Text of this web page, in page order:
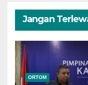
Jangan
ORTOM